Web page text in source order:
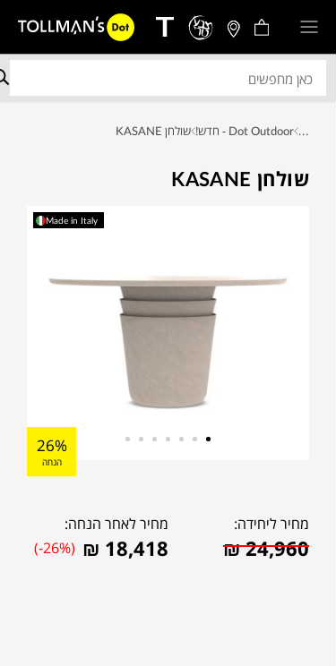
... Dot Outdoor - חדש! שולחן KASANE
שולחן KASANE
Made in Italy
26%
הנחה
מחיר ליחידה:
₪24,960
מחיר לאחר הנחה:
₪ 18,418
(-26%)